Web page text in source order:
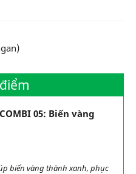
05: Biến vàng
biến vàng thành xanh, phục